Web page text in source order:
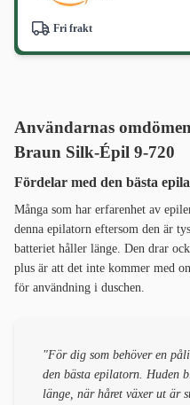
Fri frakt
Användarnas
Braun Silk-Épil 9-720
Fördelar med den bästa
Många som har erfarenhet av
denna epilatorn eftersom den är
batteriet håller länge. Den drar
plus är att det inte kommer med
för användning i duschen.
"För dig som behöver en
den bästa epilatorn. Huden
länge, när håret växer ut är